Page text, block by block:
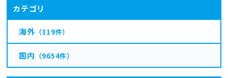
カテゴリ
海外 （319件）
国内 （9654件）